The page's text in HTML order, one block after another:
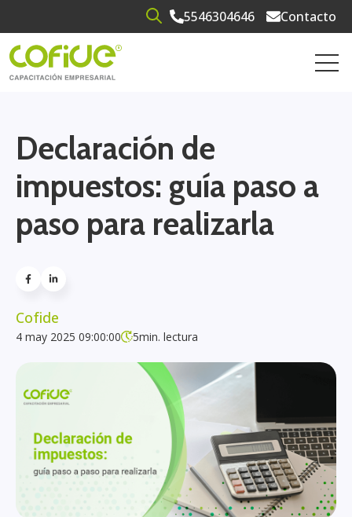
Open search5546304646 Contacto
Declaración de
impuestos: guía paso a
paso para realizarla
Cofide
4 may 2025 09:00:00 5min. lectura